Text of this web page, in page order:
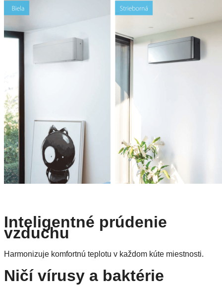
Inteligentné prúdenie
vzduchu
Harmonizuje komfortnú teplotu v každom kúte miestnosti.
Ničí vírusy a baktérie